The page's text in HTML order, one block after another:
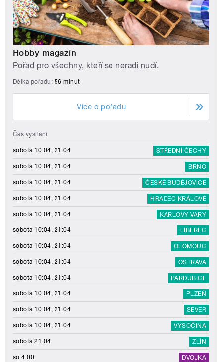
Hobby magazín
Pořad pro všechny, kteří se neradi nudí.
Délka pořadu: 56 minut
Více o pořadu
Čas vysílání
sobota 10:04, 21:04 STŘEDNÍ ČECHY
sobota 10:04, 21:04 BRNO
sobota 10:04, 21:04 ČESKÉ BUDĚJOVICE
sobota 10:04, 21:04 HRADEC KRÁLOVÉ
sobota 10:04, 21:04 KARLOVY VARY
sobota 10:04, 21:04 LIBEREC
sobota 10:04, 21:04 OLOMOUC
sobota 10:04, 21:04 OSTRAVA
sobota 10:04, 21:04 PARDUBICE
sobota 10:04, 21:04 PLZEŇ
sobota 10:04, 21:04 SEVER
sobota 10:04, 21:04 VYSOČINA
sobota 21:04 ZLÍN
so 4:00 DVOJKA